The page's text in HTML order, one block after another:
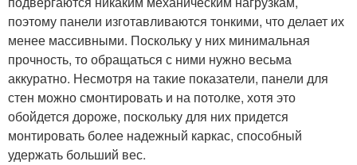
поэтому панели изготавливаются тонкими, что делает их
менее массивными. Поскольку у них минимальная
прочность, то обращаться с ними нужно весьма
аккуратно. Несмотря на такие показатели, панели для
стен можно смонтировать и на потолке, хотя это
обойдется дороже, поскольку для них придется
монтировать более надежный каркас, способный
удержать больший вес.